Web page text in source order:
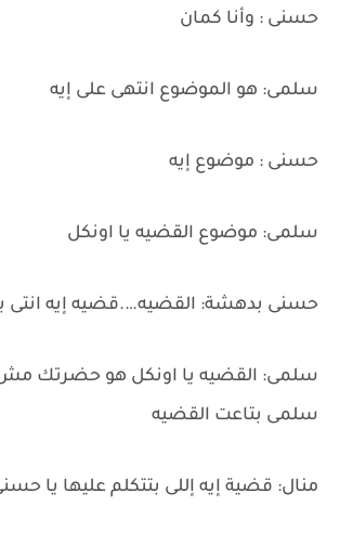
حسنى : وأنا كمان
سلمى: هو الموضوع انتهى على إيه
حسنى : موضوع إيه
سلمى: موضوع القضيه يا اونكل
حسنى بدهشة: القضيه….قضيه إيه انتى
سلمى: القضيه يا اونكل هو حضرتك مش
سلمى بتاعت القضيه
منال: قضية إيه إللى بتتكلم عليها يا